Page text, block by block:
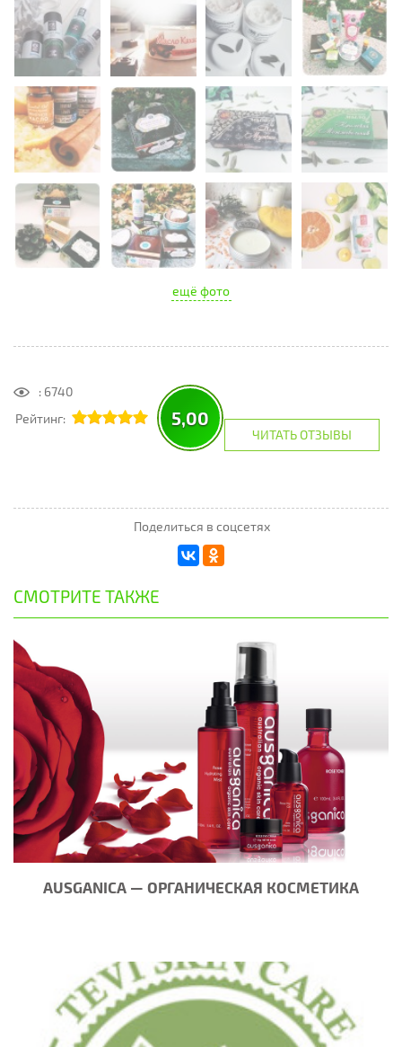
ещё фото
: 6740
Рейтинг:
5,00
ЧИТАТЬ ОТЗЫВЫ
Поделиться в соцсетях
СМОТРИТЕ ТАКЖЕ
AUSGANICA — ОРГАНИЧЕСКАЯ КОСМЕТИКА